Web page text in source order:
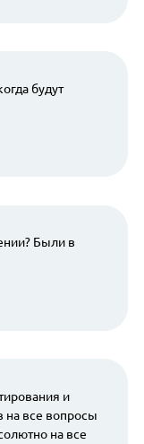
будут
Были в
и
на все вопросы
на все